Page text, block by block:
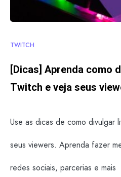
TWITCH
[Dicas] Aprenda como
Twitch e veja seus
Use as dicas de como divulgar
seus viewers. Aprenda fazer
redes sociais, parcerias e mais